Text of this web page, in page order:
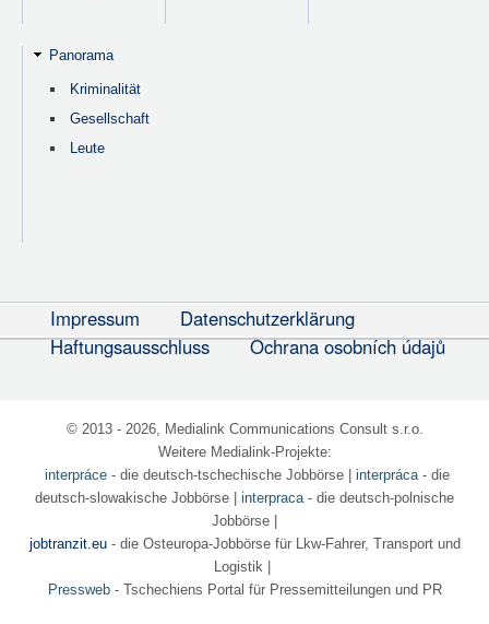
Panorama
Kriminalität
Gesellschaft
Leute
Impressum
Datenschutzerklärung
Haftungsausschluss
Ochrana osobních údajů
© 2013 - 2026, Medialink Communications Consult s.r.o.
Weitere Medialink-Projekte:
interpráce- die deutsch-tschechische Jobbörse| interpráca- die
deutsch-slowakische Jobbörse | interpraca- die deutsch-polnische
Jobbörse |
jobtranzit.eu- die Osteuropa-Jobbörse für Lkw-Fahrer, Transport und
Logistik |
Pressweb- Tschechiens Portal für Pressemitteilungen und PR